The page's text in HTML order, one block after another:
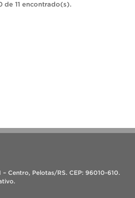
de 11 encontrado(s).
– Centro, Pelotas/RS. CEP: 96010-610.